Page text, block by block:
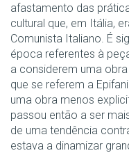
afastamento das
cultural que, em Itália,
Comunista Italiano. É
época referentes à
a considerem uma
que se referem a
uma obra menos
passou então a ser
de uma tendência
estava a dinamizar